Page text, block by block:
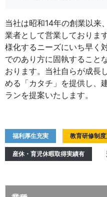
当社は昭和14年の創業以来
業者として営業しておりま
様化するニーズにいち早く
でのあり方に固執すること
おります。当社自らが成長
める「カタチ」を提供し、
ランを提案いたします。
福利厚生充実 教育研修制
産休・育児休暇取得実績有